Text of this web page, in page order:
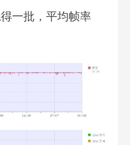
一批，平均帧率